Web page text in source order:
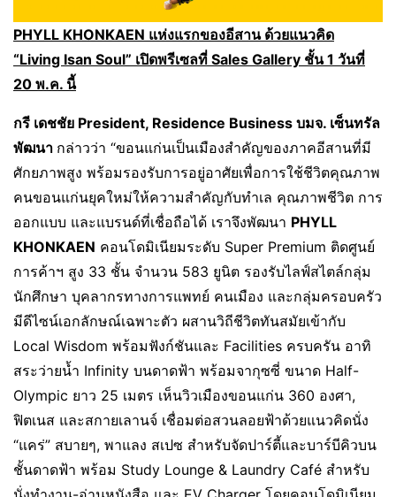
PHYLL KHONKAEN แห่งแรกของอีสาน ด้วยแนวคิด
“Living Isan Soul” เปิดพรีเซลที่ Sales Gallery ชั้น 1 วันที่
20 พ.ค. นี้
กรี เดชชัย President, Residence Business บมจ. เซ็นทรัล
พัฒนา กล่าวว่า “ขอนแก่นเป็นเมืองสำคัญของภาคอีสานที่มี
ศักยภาพสูง พร้อมรองรับการอยู่อาศัยเพื่อการใช้ชีวิตคุณภาพ
คนขอนแก่นยุคใหม่ให้ความสำคัญกับทำเล คุณภาพชีวิต การ
ออกแบบ และแบรนด์ที่เชื่อถือได้ เราจึงพัฒนา PHYLL
KHONKAEN คอนโดมิเนียมระดับ Super Premium ติดศูนย์
การค้าฯ สูง 33 ชั้น จำนวน 583 ยูนิต รองรับไลฟ์สไตล์กลุ่ม
นักศึกษา บุคลากรทางการแพทย์ คนเมือง และกลุ่มครอบครัว
มีดีไซน์เอกลักษณ์เฉพาะตัว ผสานวิถีชีวิตทันสมัยเข้ากับ
Local Wisdom พร้อมฟังก์ชันและ Facilities ครบครัน อาทิ
สระว่ายน้ำ Infinity บนดาดฟ้า พร้อมจากุซซี่ ขนาด Half-
Olympic ยาว 25 เมตร เห็นวิวเมืองขอนแก่น 360 องศา,
ฟิตเนส และสกายเลานจ์ เชื่อมต่อสวนลอยฟ้าด้วยแนวคิดนั่ง
“แคร่” สบายๆ, พาแลง สเปซ สำหรับจัดปาร์ตี้และบาร์บีคิวบน
ชั้นดาดฟ้า พร้อม Study Lounge & Laundry Café สำหรับ